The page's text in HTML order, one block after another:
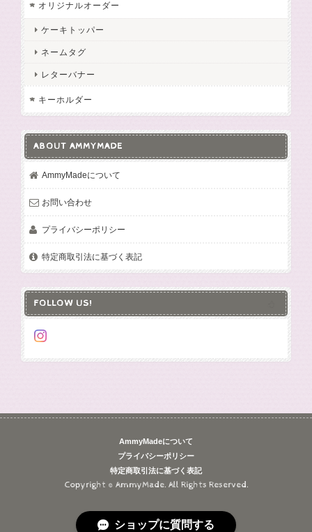
オリジナルオーダー
ケーキトッパー
ネームタグ
レターバナー
キーホルダー
ABOUT AMMYMADE
AmmyMadeについて
お問い合わせ
プライバシーポリシー
特定商取引法に基づく表記
FOLLOW US!
AmmyMadeについて
プライバシーポリシー
特定商取引法に基づく表記
Copyright © AmmyMade. All Rights Reserved.
ショップに質問する